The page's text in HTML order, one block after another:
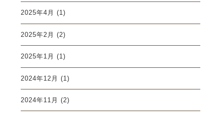
2025年4月 (1)
2025年2月 (2)
2025年1月 (1)
2024年12月 (1)
2024年11月 (2)